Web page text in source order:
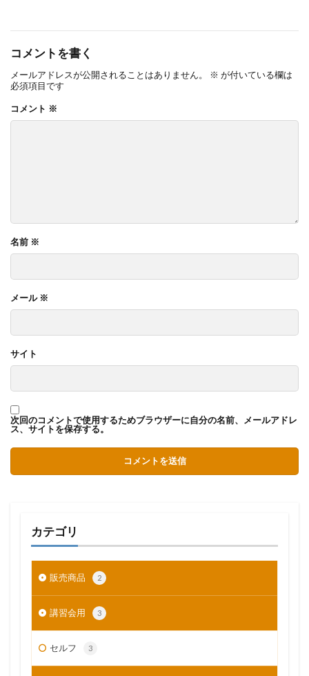
コメントを書く
メールアドレスが公開されることはありません。 ※ が付いている欄は
必須項目です
コメント ※
名前 ※
メール ※
サイト
次回のコメントで使用するためブラウザーに自分の名前、メールアドレ
ス、サイトを保存する。
カテゴリ
販売商品 2
講習会用 3
セルフ 3